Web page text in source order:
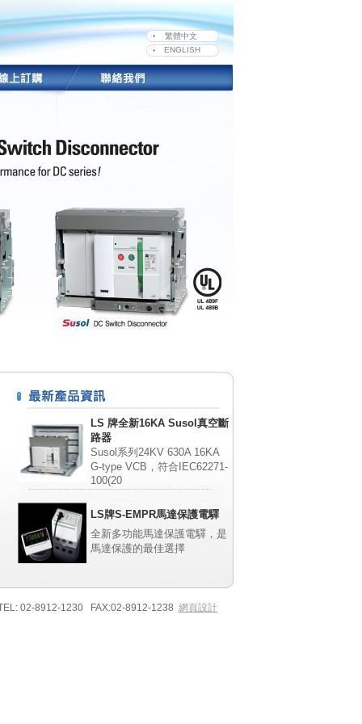
繁體中文
ENGLISH
LS 牌全新16KA Susol真空斷
路器
Susol系列24KV 630A 16KA
G-type VCB，符合IEC62271-
100(20
LS牌S-EMPR馬達保護電驛
全新多功能馬達保護電驛，是
馬達保護的最佳選擇
02-8912-1230 FAX:02-8912-1238 網頁設計